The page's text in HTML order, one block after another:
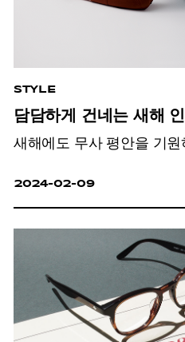
STYLE
담담하게 건네는 새해
새해에도 무사 평안을 기원
2024-02-09